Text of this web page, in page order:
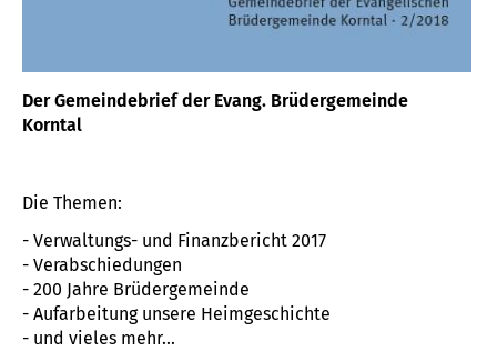
Der Gemeindebrief der Evang. Brüdergemeinde
Korntal
Die Themen:
- Verwaltungs- und Finanzbericht 2017
- Verabschiedungen
- 200 Jahre Brüdergemeinde
- Aufarbeitung unsere Heimgeschichte
- und vieles mehr...